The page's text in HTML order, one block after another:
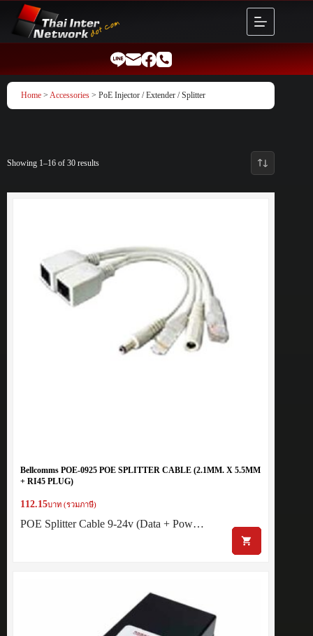
content
Home > Accessories > PoE Injector / Extender / Splitter
Showing 1–16 of 30 results
Bellcomms POE-0925 POE SPLITTER CABLE (2.1MM. X 5.5MM
+ RI45 PLUG)
112.15บาท (รวมภาษี)
POE Splitter Cable 9-24v (Data + Pow…